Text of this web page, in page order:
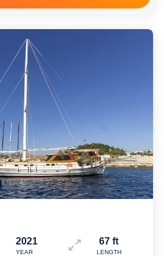
2021
YEAR
67 ft
LENGTH